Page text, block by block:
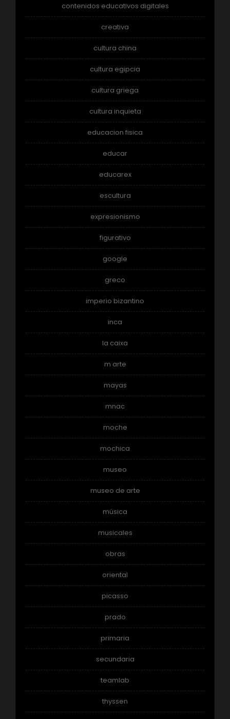
contenidos educativos digitales
creativa
cultura china
cultura egipcia
cultura griega
cultura inquieta
educacion fisica
educar
educarex
escultura
expresionismo
figurativo
google
greco
imperio bizantino
inca
la caixa
m arte
mayas
mnac
moche
mochica
museo
museo de arte
música
musicales
obras
oriental
picasso
prado
primaria
secundaria
teamlab
thyssen